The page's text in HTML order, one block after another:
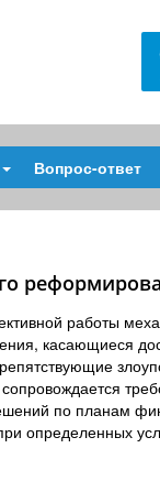
Вопрос-ответ
работы
касающиеся
по планам
определенных